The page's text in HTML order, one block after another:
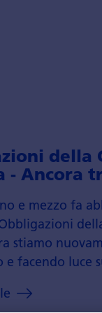
della
- Ancora
e mezzo fa
stiamo
e facendo luce